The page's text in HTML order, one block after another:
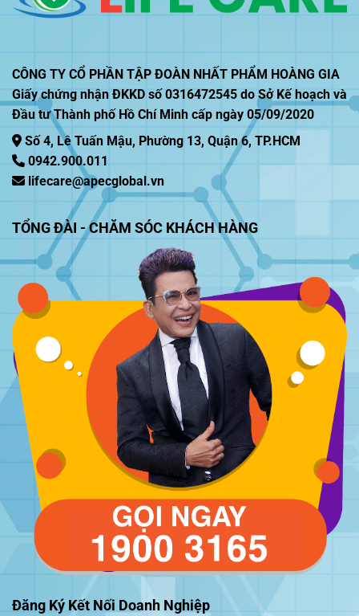
CÔNG TY CỔ PHẦN TẬP ĐOÀN NHẤT PHẨM HOÀNG GIA
Giấy chứng nhận ĐKKD số 0316472545 do Sở Kế hoạch và
Đầu tư Thành phố Hồ Chí Minh cấp ngày 05/09/2020
Số 4, Lê Tuấn Mậu, Phường 13, Quận 6, TP.HCM
0942.900.011
lifecare@apecglobal.vn
TỔNG ĐÀI - CHĂM SÓC KHÁCH HÀNG
Đăng Ký Kết Nối Doanh Nghiệp